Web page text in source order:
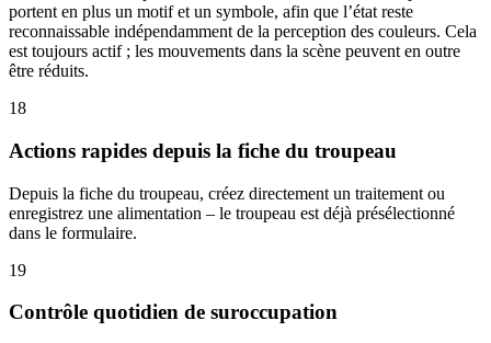
portent en plus un motif et un symbole, afin que l’état reste
reconnaissable indépendamment de la perception des couleurs. Cela
est toujours actif ; les mouvements dans la scène peuvent en outre
être réduits.
18
Actions rapides depuis la fiche du troupeau
Depuis la fiche du troupeau, créez directement un traitement ou
enregistrez une alimentation – le troupeau est déjà présélectionné
dans le formulaire.
19
Contrôle quotidien de suroccupation